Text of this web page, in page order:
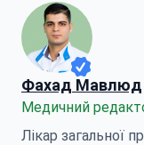
Фахад Мавлюд
Медичний
Лікар загальної